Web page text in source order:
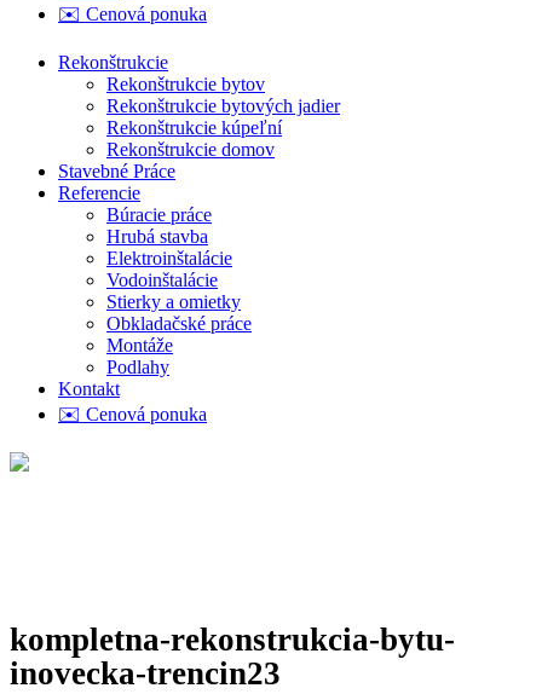
✉️ Cenová ponuka
Rekonštrukcie
Rekonštrukcie bytov
Rekonštrukcie bytových jadier
Rekonštrukcie kúpeľní
Rekonštrukcie domov
Stavebné Práce
Referencie
Búracie práce
Hrubá stavba
Elektroinštalácie
Vodoinštalácie
Stierky a omietky
Obkladačské práce
Montáže
Podlahy
Kontakt
✉️ Cenová ponuka
kompletna-rekonstrukcia-bytu-
inovecka-trencin23